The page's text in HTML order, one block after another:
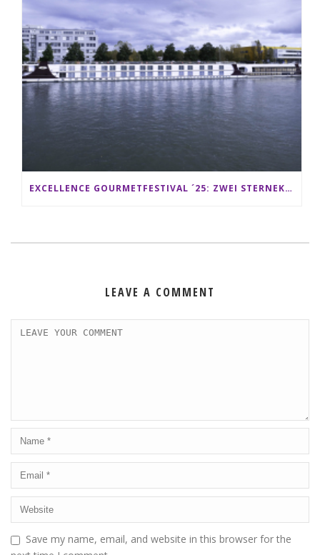
EXCELLENCE GOURMETFESTIVAL ´25: ZWEI STERNEKÖCHE ANTONIO GUIDA & DARIO MORESCO VERWÖHNEN IHRE GÄSTE AUF EINER LUXERIÖSEN SCHIFFSREISE
LEAVE A COMMENT
Save my name, email, and website in this browser for the